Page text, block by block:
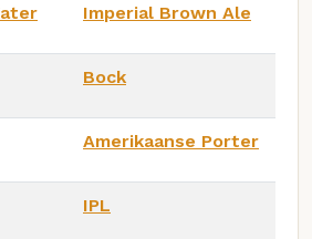
Imperial Brown Ale
Bock
Amerikaanse Porter
IPL